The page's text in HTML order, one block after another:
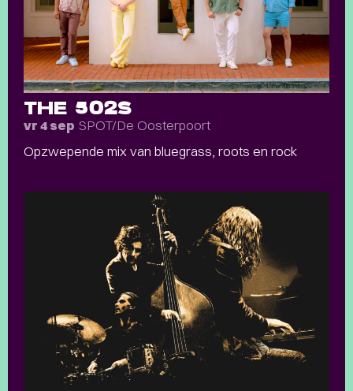
THE 502S
vr 4 sep SPOT/De Oosterpoort
Opzwepende mix van bluegrass, roots en rock